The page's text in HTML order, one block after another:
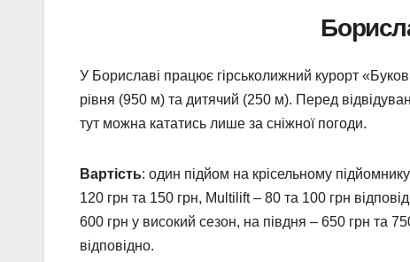
У Бориславі працює гірськолижний курорт
рівня (950 м) та дитячий (250 м). Перед
тут можна кататись лише за сніжної погоди.
Вартість: один підйом на крісельному
120 грн та 150 грн, Multilift – 80 та 100 грн
600 грн у високий сезон, на півдня – 650 грн та
відповідно.